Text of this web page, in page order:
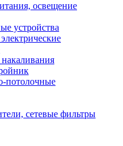
освещение
устройства
потолочные
сетевые фильтры